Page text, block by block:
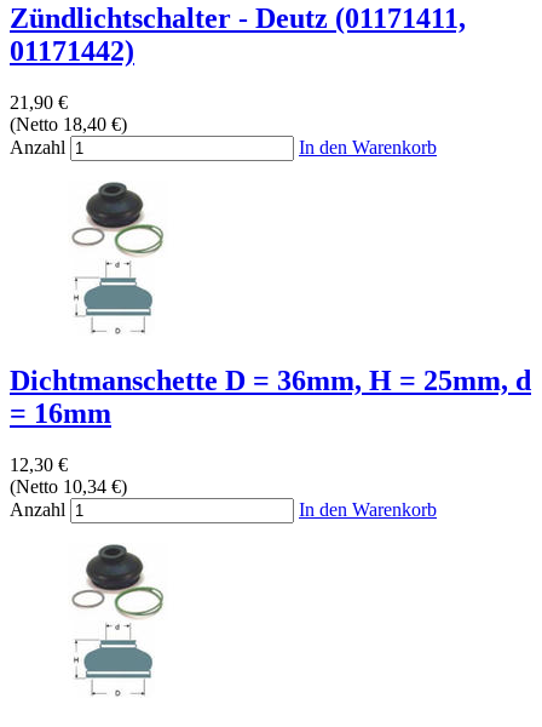
Zündlichtschalter - Deutz (01171411,
01171442)
21,90 €
(Netto 18,40 €)
Anzahl
In den Warenkorb
Dichtmanschette D = 36mm, H = 25mm, d
= 16mm
12,30 €
(Netto 10,34 €)
Anzahl
In den Warenkorb